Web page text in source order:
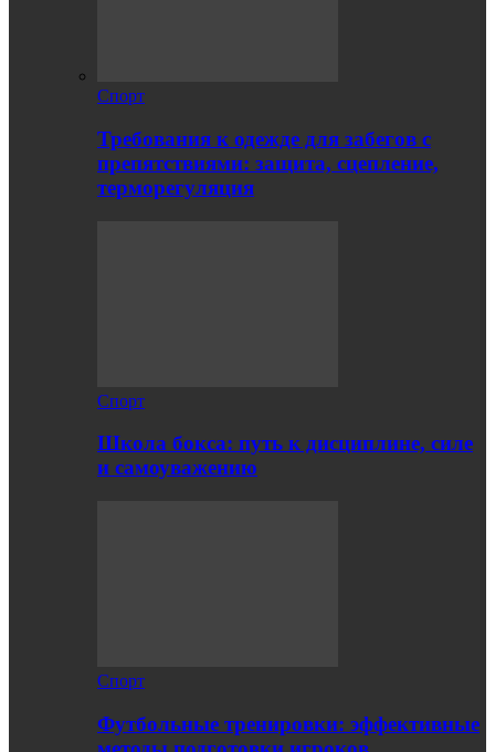
Спорт
Требования к одежде для забегов с
препятствиями: защита, сцепление,
терморегуляция
Спорт
Школа бокса: путь к дисциплине, силе
и самоуважению
Спорт
Футбольные тренировки: эффективные